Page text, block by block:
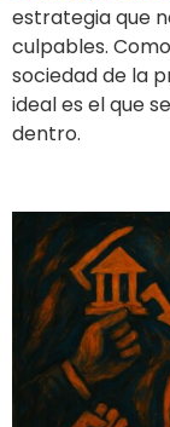
estrategia que
culpables.
sociedad de la
ideal es el que
dentro.